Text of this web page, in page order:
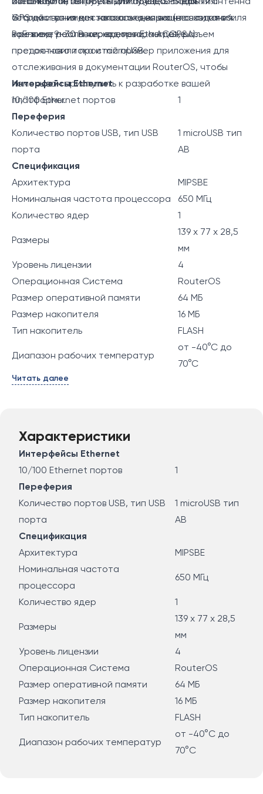
GPS доступна для заказа отдельно (не входит в
комплект поставки, код товара ACGPSA).
Устройство имеет несколько вариантов питания:
PoE-вход 9–30 В через порт Ethernet, разъем
постоянного тока и microUSB.
отслеживания местоположения вашего автомобиля
в режиме реального времени, мы даже
предоставили простой пример приложения для
отслеживания в документации RouterOS, чтобы
помочь вам приступить к разработке вашей
платформы.
Интерфейсы Ethernet
10/100 Ethernet портов
1
Переферия
Количество портов USB, тип USB
порта
1 microUSB тип
AB
Спецификация
Архитектура
MIPSBE
Номинальная частота процессора
650 МГц
Количество ядер
1
Размеры
139 x 77 x 28,5
мм
Уровень лицензии
4
Операционная Система
RouterOS
Размер оперативной памяти
64 МБ
Размер накопителя
16 МБ
Тип накопитель
FLASH
Диапазон рабочих температур
от -40°C до
70°C
Читать далее
Характеристики
Интерфейсы Ethernet
10/100 Ethernet портов
1
Переферия
Количество портов USB, тип USB
порта
1 microUSB тип
AB
Спецификация
Архитектура
MIPSBE
Номинальная частота
процессора
650 МГц
Количество ядер 1
Размеры
139 x 77 x 28,5
мм
Уровень лицензии
4
Операционная Система
RouterOS
Размер оперативной памяти
64 МБ
Размер накопителя
16 МБ
Тип накопитель
FLASH
Диапазон рабочих температур
от -40°C до
70°C